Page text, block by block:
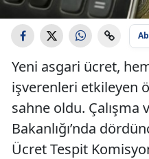
Yeni asgari ücret,
işverenleri etkileyen
sahne oldu. Çalışma
Bakanlığı’nda
Ücret Tespit